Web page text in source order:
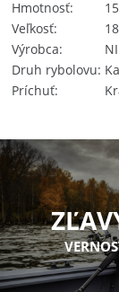
Hmotnosť
Veľkosť
Výrobca
Druh rybolovu
Príchuť